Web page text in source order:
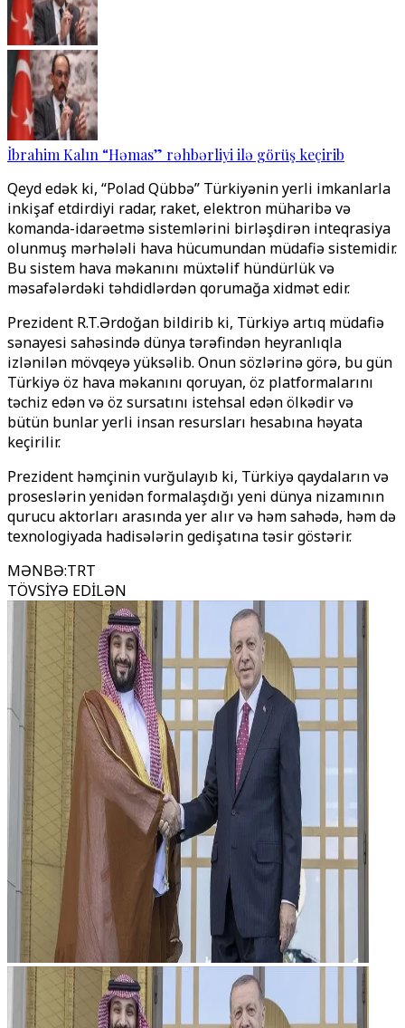
İbrahim Kalın “Həmas” rəhbərliyi ilə görüş keçirib
Qeyd edək ki, “Polad Qübbə” Türkiyənin yerli imkanlarla
inkişaf etdirdiyi radar, raket, elektron müharibə və
komanda-idarəetmə sistemlərini birləşdirən inteqrasiya
olunmuş mərhələli hava hücumundan müdafiə sistemidir.
Bu sistem hava məkanını müxtəlif hündürlük və
məsafələrdəki təhdidlərdən qorumağa xidmət edir.
Prezident R.T.Ərdoğan bildirib ki, Türkiyə artıq müdafiə
sənayesi sahəsində dünya tərəfindən heyranlıqla
izlənilən mövqeyə yüksəlib. Onun sözlərinə görə, bu gün
Türkiyə öz hava məkanını qoruyan, öz platformalarını
təchiz edən və öz sursatını istehsal edən ölkədir və
bütün bunlar yerli insan resursları hesabına həyata
keçirilir.
Prezident həmçinin vurğulayıb ki, Türkiyə qaydaların və
proseslərin yenidən formalaşdığı yeni dünya nizamının
qurucu aktorları arasında yer alır və həm sahədə, həm də
texnologiyada hadisələrin gedişatına təsir göstərir.
MƏNBƏ:TRT
TÖVSİYƏ EDİLƏN